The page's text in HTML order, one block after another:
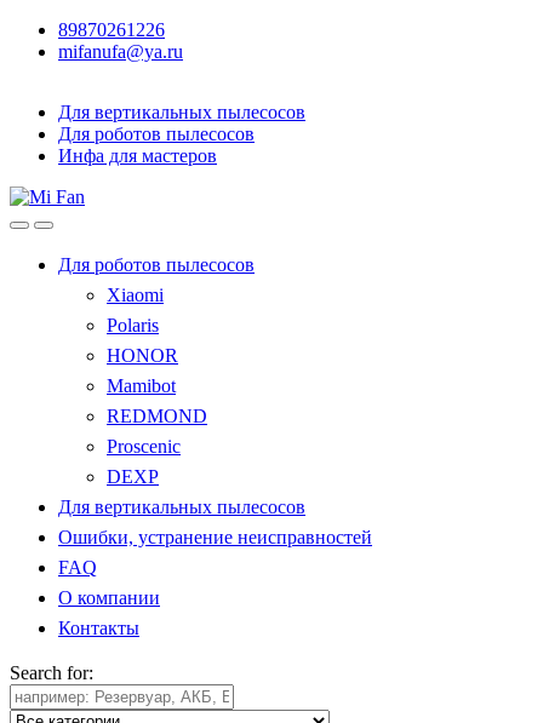
89870261226
mifanufa@ya.ru
Для вертикальных пылесосов
Для роботов пылесосов
Инфа для мастеров
Для роботов пылесосов
Xiaomi
Polaris
HONOR
Mamibot
REDMOND
Proscenic
DEXP
Для вертикальных пылесосов
Ошибки, устранение неисправностей
FAQ
О компании
Контакты
Search for: